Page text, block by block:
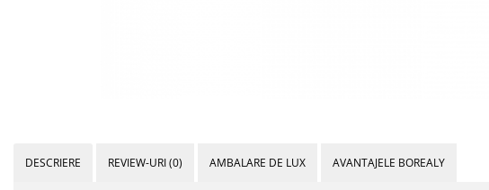
DESCRIERE REVIEW-URI(0) AMBALARE DE LUX AVANTAJELE BOREALY